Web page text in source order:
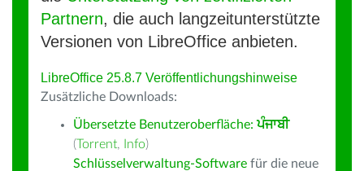
Partnern, die auch langzeitunterstützte
Versionen von LibreOffice anbieten.
LibreOffice 25.8.7 Veröffentlichungshinweise
Zusätzliche Downloads:
Übersetzte Benutzeroberfläche:ਪੰਜਾਬੀ
(Torrent, Info)
Schlüsselverwaltung-Software für die neue